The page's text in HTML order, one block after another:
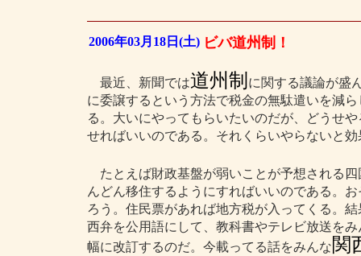
2006年03月18日(土) ビバ道州制！
最近、新聞では道州制 に関する議論が盛
に委譲するという方法で税金の無駄遣いを減
る。大いにやってもらいたいのだが、どうせ
せればいいのである。それくらいやらないと
たとえば財政基盤が弱いことが予想される四
んどん移住するようにすればいいのである。
ろう。住民票があれば地方税が入ってくる。
西弁を公用語にして、教科書やテレビ放送を
幅に改訂するのだ。今載ってる話をみんな関